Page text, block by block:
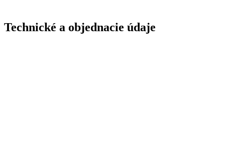
Technické a objednacie údaje